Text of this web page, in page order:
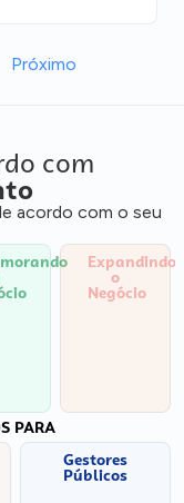
Próximo
com
acordo com o seu
Expandindo
o
Negócio
PARA
Gestores
Públicos